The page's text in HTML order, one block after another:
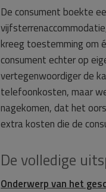
De consument boekte
kreeg toestemming om
consument echter op
vertegenwoordiger de
telefoonkosten, maar
nagekomen, dat het
extra kosten die de
De volledige
Onderwerp van het